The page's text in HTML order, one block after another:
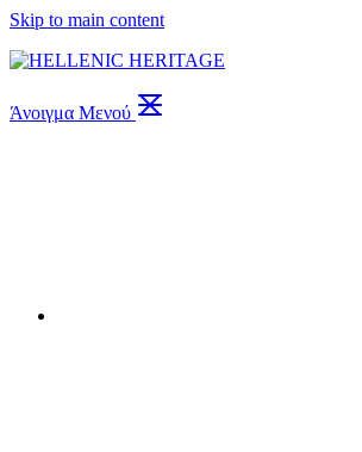
Skip to main content
Άνοιγμα Μενού